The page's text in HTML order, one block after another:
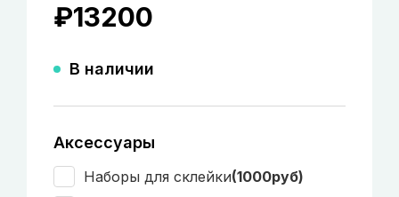
₽13200
В наличии
Аксессуары
Наборы для склейки(1000руб)